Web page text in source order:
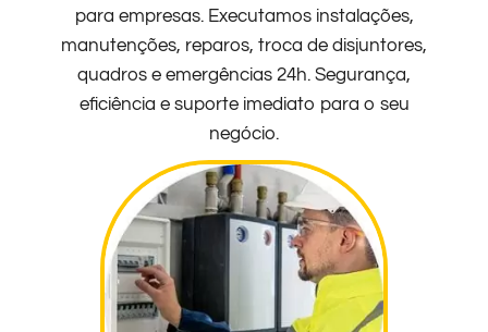
para empresas. Executamos instalações,
manutenções, reparos, troca de disjuntores,
quadros e emergências 24h. Segurança,
eficiência e suporte imediato para o seu
negócio.